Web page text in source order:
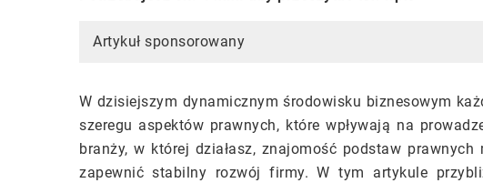
Artykuł sponsorowany
W dzisiejszym dynamicznym środowisku biznesowym
szeregu aspektów prawnych, które wpływają na
branży, w której działasz, znajomość podstaw
zapewnić stabilny rozwój firmy. W tym artykule